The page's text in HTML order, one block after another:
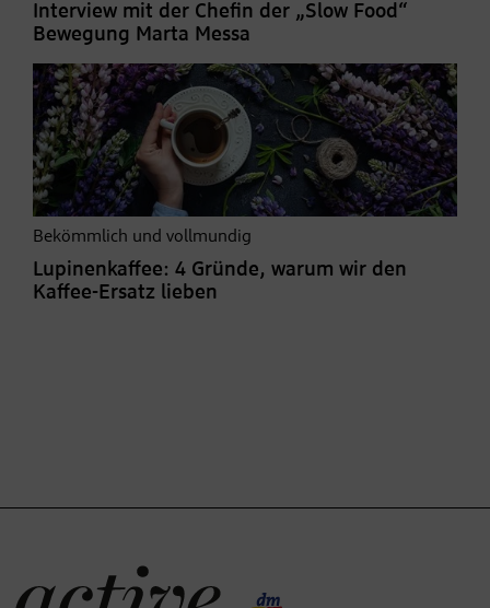
Interview mit der Chefin der „Slow Food“
Bewegung Marta Messa
Bekömmlich und vollmundig
Lupinenkaffee: 4 Gründe, warum wir den
Kaffee-Ersatz lieben